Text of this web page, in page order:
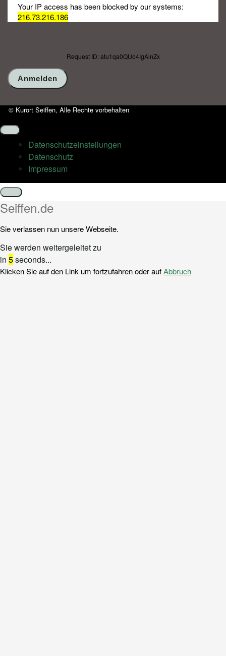
Your IP access has been blocked by our systems:
216.73.216.186
Request ID: atu1qa0QUo4IgAinZx
© Kurort Seiffen, Alle Rechte vorbehalten
Datenschutz­einstellungen
Datenschutz
Impressum
Schließen
Seiffen.de
Sie verlassen nun unsere Webseite.
Sie werden weitergeleitet zu
in 5seconds...
Klicken Sie auf den Link um fortzufahren oder aufAbbruch